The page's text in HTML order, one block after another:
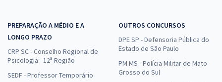
PREPARAÇÃO A MÉDIO E A
LONGO PRAZO
CRP SC - Conselho Regional de
Psicologia - 12ª Região
SEDF - Professor Temporário
OUTROS CONCURSOS
DPE SP - Defensoria Pública do
Estado de São Paulo
PM MS - Polícia Militar de Mato
Grosso do Sul